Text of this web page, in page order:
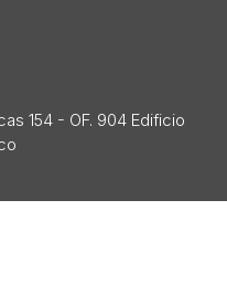
154 - OF. 904 Edificio